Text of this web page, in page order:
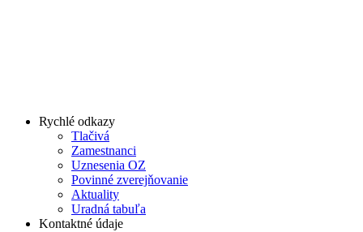
Rychlé odkazy
Tlačivá
Zamestnanci
Uznesenia OZ
Povinné zverejňovanie
Aktuality
Uradná tabuľa
Kontaktné údaje